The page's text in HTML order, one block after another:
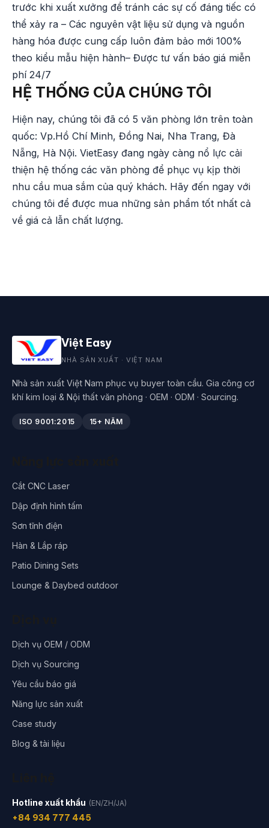
trước khi xuất xưởng để tránh các sự cố đáng tiếc có
thể xảy ra – Các nguyên vật liệu sử dụng và nguồn
hàng hóa được cung cấp luôn đảm bảo mới 100%
theo kiểu mẫu hiện hành– Được tư vấn báo giá miễn
phí 24/7
HỆ THỐNG CỦA CHÚNG TÔI
Hiện nay, chúng tôi đã có 5 văn phòng lớn trên toàn
quốc: Vp.Hồ Chí Minh, Đồng Nai, Nha Trang, Đà
Nẵng, Hà Nội. VietEasy đang ngày càng nổ lực cải
thiện hệ thống các văn phòng để phục vụ kịp thời
nhu cầu mua sắm của quý khách. Hãy đến ngay với
chúng tôi để được mua những sản phẩm tốt nhất cả
về giá cả lẫn chất lượng.
Việt Easy
NHÀ SẢN XUẤT · VIỆT NAM
Nhà sản xuất Việt Nam phục vụ buyer toàn cầu. Gia công cơ
khí kim loại & Nội thất văn phòng · OEM · ODM · Sourcing.
ISO 9001:2015 15+ NĂM
Cắt CNC Laser
Dập định hình tấm
Sơn tĩnh điện
Hàn & Lắp ráp
Patio Dining Sets
Lounge & Daybed outdoor
Dịch vụ OEM / ODM
Dịch vụ Sourcing
Yêu cầu báo giá
Năng lực sản xuất
Case study
Blog & tài liệu
Hotline xuất khẩu (EN/ZH/JA)
+84 934 777 445